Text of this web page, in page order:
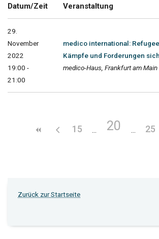
Datum/Zeit Veranstaltung
29.
November
2022
19:00 -
21:00
medico international:
Kämpfe und Forderungen
medico-Haus, Frankfurt am Main
15 20 25
Zurück zur Startseite